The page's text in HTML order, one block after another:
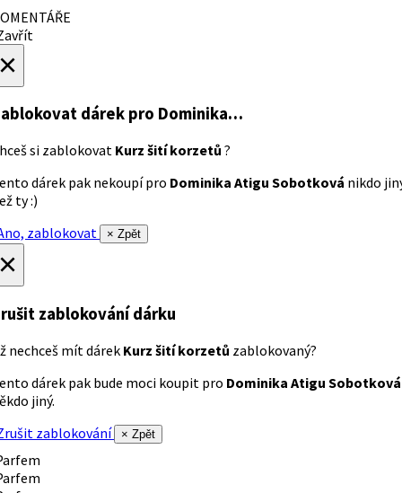
dárek pro Dominika…
si zablokovat Kurz šití korzetů ?
dárek pak nekoupí pro Dominika Atigu Sobotková nikdo
ty :)
zablokovat
× Zpět
zablokování dárku
nechceš mít dárek Kurz šití korzetů zablokovaný?
dárek pak bude moci koupit pro Dominika Atigu Sobotková
jiný.
zablokování
× Zpět